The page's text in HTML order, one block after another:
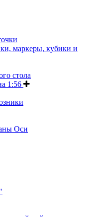
маркеры, кубики и
стола
1:56
Оси